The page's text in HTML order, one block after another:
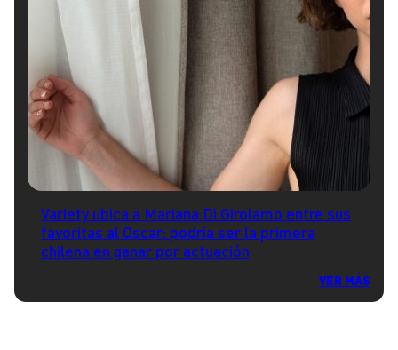
Variety ubica a Mariana Di Girolamo entre sus
favoritas al Oscar: podría ser la primera
chilena en ganar por actuación
VER MÁS